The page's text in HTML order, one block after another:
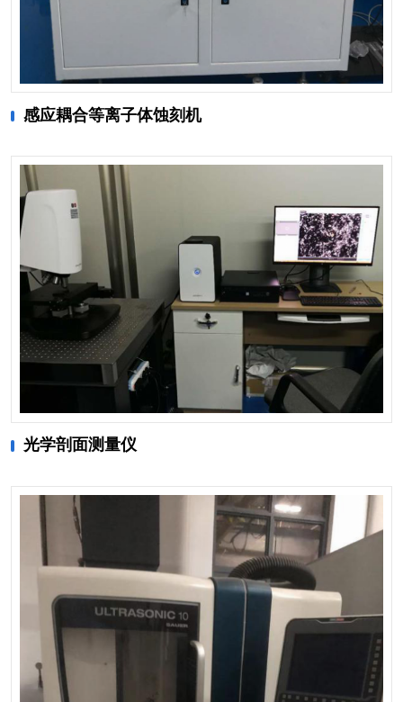
感应耦合等离子体蚀刻机
光学剖面测量仪